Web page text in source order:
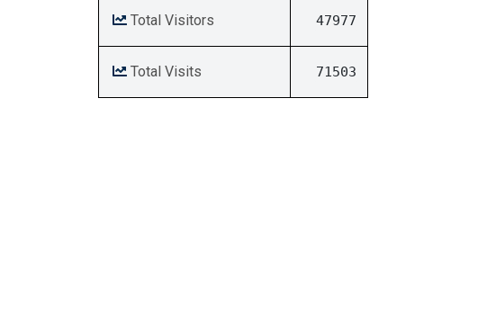
Total Visitors 47977
Total Visits 71503